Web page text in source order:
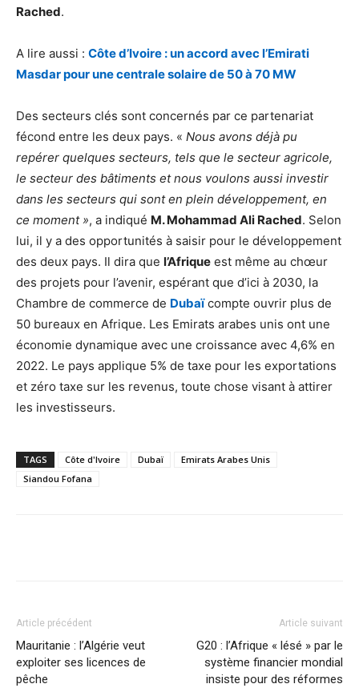
Rached.
A lire aussi : Côte d’Ivoire : un accord avec l’Emirati
Masdar pour une centrale solaire de 50 à 70 MW
Des secteurs clés sont concernés par ce partenariat
fécond entre les deux pays. « Nous avons déjà pu
repérer quelques secteurs, tels que le secteur agricole,
le secteur des bâtiments et nous voulons aussi investir
dans les secteurs qui sont en plein développement, en
ce moment », a indiqué M. Mohammad Ali Rached. Selon
lui, il y a des opportunités à saisir pour le développement
des deux pays. Il dira que l’Afrique est même au chœur
des projets pour l’avenir, espérant que d’ici à 2030, la
Chambre de commerce de Dubaïcompte ouvrir plus de
50 bureaux en Afrique. Les Emirats arabes unis ont une
économie dynamique avec une croissance avec 4,6% en
2022. Le pays applique 5% de taxe pour les exportations
et zéro taxe sur les revenus, toute chose visant à attirer
les investisseurs.
TAGS Côte d'Ivoire Dubaï
Emirats Arabes Unis
Siandou Fofana
Article précédent
Mauritanie : l’Algérie veut
exploiter ses licences de
pêche
Article suivant
G20 : l’Afrique « lésé » par le
système financier mondial
insiste pour des réformes